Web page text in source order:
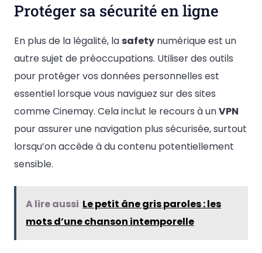
Protéger sa sécurité en ligne
En plus de la légalité, la safety numérique est un
autre sujet de préoccupations. Utiliser des outils
pour protéger vos données personnelles est
essentiel lorsque vous naviguez sur des sites
comme Cinemay. Cela inclut le recours à unVPN
pour assurer une navigation plus sécurisée, surtout
lorsqu’on accède à du contenu potentiellement
sensible.
A lire aussi Le petit âne gris paroles : les
mots d’une chanson intemporelle